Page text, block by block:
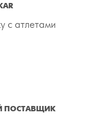
с атлетами
ПОСТАВЩИК